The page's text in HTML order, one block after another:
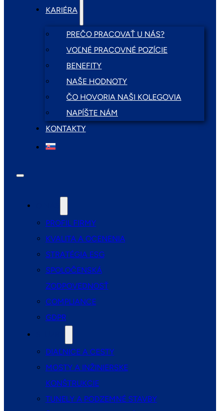
KARIÉRA
PREČO PRACOVAŤ U NÁS?
VOĽNÉ PRACOVNÉ POZÍCIE
BENEFITY
NAŠE HODNOTY
ČO HOVORIA NAŠI KOLEGOVIA
NAPÍŠTE NÁM
KONTAKTY
PROFIL FIRMY
KVALITA A OCENENIA
STRATÉGIA ESG
SPOLOČENSKÁ
ZODPOVEDNOSŤ
COMPLIANCE
GDPR
DIAĽNICE A CESTY
MOSTY A INŽINIERSKE
KONŠTRUKCIE
TUNELY A PODZEMNÉ STAVBY